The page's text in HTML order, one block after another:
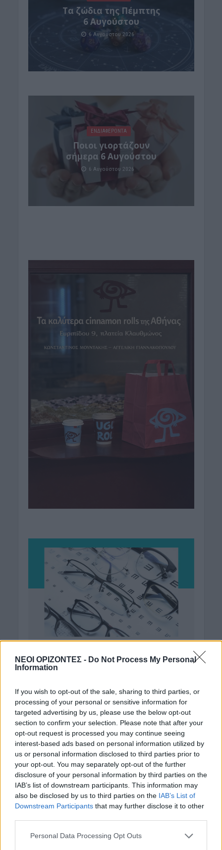
ΝΕΟΙ ΟΡΙΖΟΝΤΕΣ - Do Not Process My Personal
Information
If you wish to opt-out of the sale, sharing to third parties, or
processing of your personal or sensitive information for
targeted advertising by us, please use the below opt-out
section to confirm your selection. Please note that after your
opt-out request is processed you may continue seeing
interest-based ads based on personal information utilized by
us or personal information disclosed to third parties prior to
your opt-out. You may separately opt-out of the further
disclosure of your personal information by third parties on the
IAB’s list of downstream participants. This information may
also be disclosed by us to third parties on the IAB’s List of
Downstream Participants that may further disclose it to other
Personal Data Processing Opt Outs
Tα ζώδια της Πέμπτης
6 Αυγούστου
6 Αυγούστου 2026
ΕΝΔΙΑΦΕΡΟΝΤΑ
Ποιοι γιορτάζουν
σήμερα 6 Αυγούστου
6 Αυγούστου 2026